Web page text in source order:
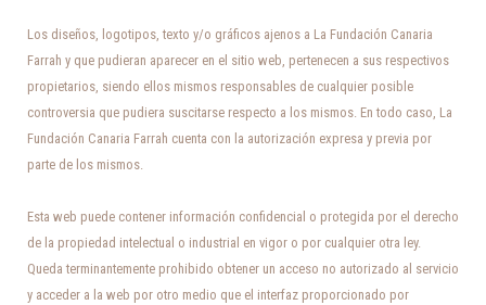
Los diseños, logotipos, texto y/o gráficos ajenos a La Fundación Canaria
Farrah y que pudieran aparecer en el sitio web, pertenecen a sus respectivos
propietarios, siendo ellos mismos responsables de cualquier posible
controversia que pudiera suscitarse respecto a los mismos. En todo caso, La
Fundación Canaria Farrah cuenta con la autorización expresa y previa por
parte de los mismos.
Esta web puede contener información confidencial o protegida por el derecho
de la propiedad intelectual o industrial en vigor o por cualquier otra ley.
Queda terminantemente prohibido obtener un acceso no autorizado al servicio
y acceder a la web por otro medio que el interfaz proporcionado por